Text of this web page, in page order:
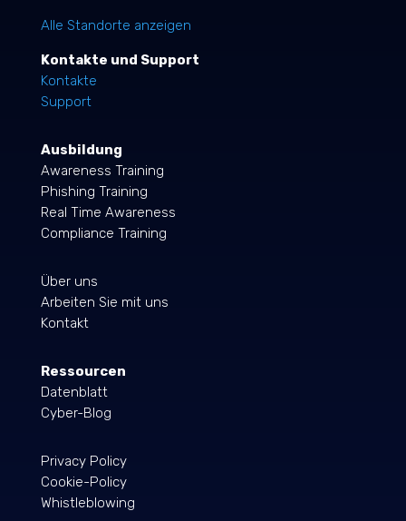
Alle Standorte anzeigen
Kontakte und Support
Kontakte
Support
Ausbildung
Awareness Training
Phishing Training
Real Time Awareness
Compliance Training
Über uns
Arbeiten Sie mit uns
Kontakt
Ressourcen
Datenblatt
Cyber-Blog
Privacy Policy
Cookie-Policy
Whistleblowing